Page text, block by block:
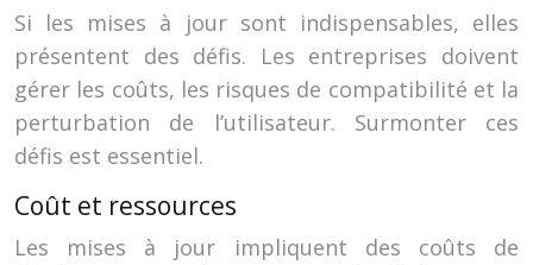
Si les mises à jour sont indispensables, elles
présentent des défis. Les entreprises doivent
gérer les coûts, les risques de compatibilité et la
perturbation de l’utilisateur. Surmonter ces
défis est essentiel.
Coût et ressources
Les mises à jour impliquent des coûts de